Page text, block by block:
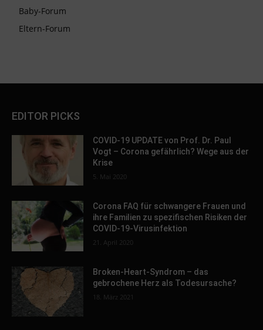
Baby-Forum
Eltern-Forum
EDITOR PICKS
COVID-19 UPDATE von Prof. Dr. Paul
Vogt – Corona gefährlich? Wege aus der
Krise
5. Mai 2020
Corona FAQ für schwangere Frauen und
ihre Familien zu spezifischen Risiken der
COVID-19-Virusinfektion
21. April 2020
Broken-Heart-Syndrom – das
gebrochene Herz als Todesursache?
18. März 2021